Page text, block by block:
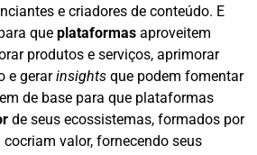
e criadores de conteúdo. E
que plataformas aproveitem
produtos e serviços, aprimorar
e gerarinsights que podem fomentar
de base para que plataformas
de seus ecossistemas, formados por
cocriam valor, fornecendo seus